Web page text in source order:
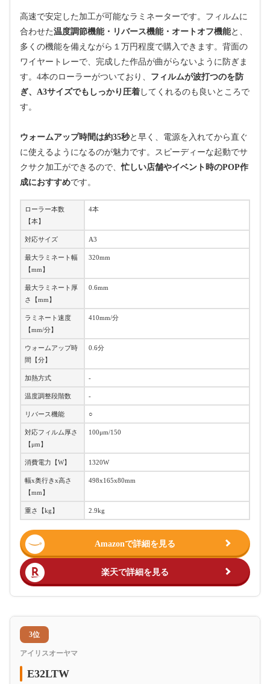
高速で安定した加工が可能なラミネーターです。フィルムに
合わせた温度調節機能・リバース機能・オートオフ機能と、
多くの機能を備えながら１万円程度で購入できます。背面の
ワイヤートレーで、完成した作品が曲がらないように防ぎま
す。4本のローラーがついており、 フィルムが波打つのを防
ぎ、A3サイズでもしっかり圧着 してくれるのも良いところで
す。
ウォームアップ時間は約35秒と早く、電源を入れてから直ぐ
に使えるようになるのが魅力です。スピーディーな起動でサ
クサク加工ができるので、忙しい店舗やイベント時のPOP作
成におすすめです。
ローラー本数
【本】
4本
対応サイズ A3
最大ラミネート幅
【mm】
320mm
最大ラミネート厚
さ【mm】
0.6mm
ラミネート速度
【mm/分】
410mm/分
ウォームアップ時
間【分】
0.6分
加熱方式 -
温度調整段階数 -
リバース機能 ○
対応フィルム厚さ
【μm】
100μm/150
消費電力【W】 1320W
幅x奥行きx高さ
【mm】
498x165x80mm
重さ【kg】 2.9kg
Amazonで詳細を見る
楽天で詳細を見る
3位
アイリスオーヤマ
E32LTW